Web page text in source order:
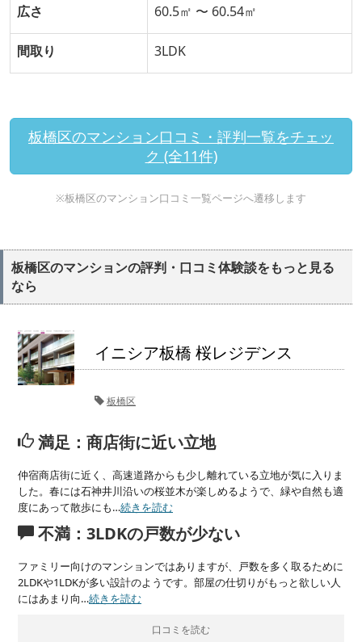
広さ 60.5㎡ 〜 60.54㎡
間取り 3LDK
板橋区のマンション口コミ・評判一覧をチェッ
ク (全11件)
※板橋区のマンション口コミ一覧ページへ遷移します
板橋区のマンションの評判・口コミ体験談をもっと見る
なら
イニシア板橋 桜レジデンス
板橋区
満足：商店街に近い立地
仲宿商店街に近く、高速道路からも少し離れている立地が気に入りま
した。春には石神井川沿いの桜並木が楽しめるようで、緑や自然も適
度にあって散歩にも…続きを読む
不満：3LDKの戸数が少ない
ファミリー向けのマンションではありますが、戸数を多く取るために
2LDKや1LDKが多い設計のようです。部屋の仕切りがもっと欲しい人
にはあまり向…続きを読む
口コミを読む